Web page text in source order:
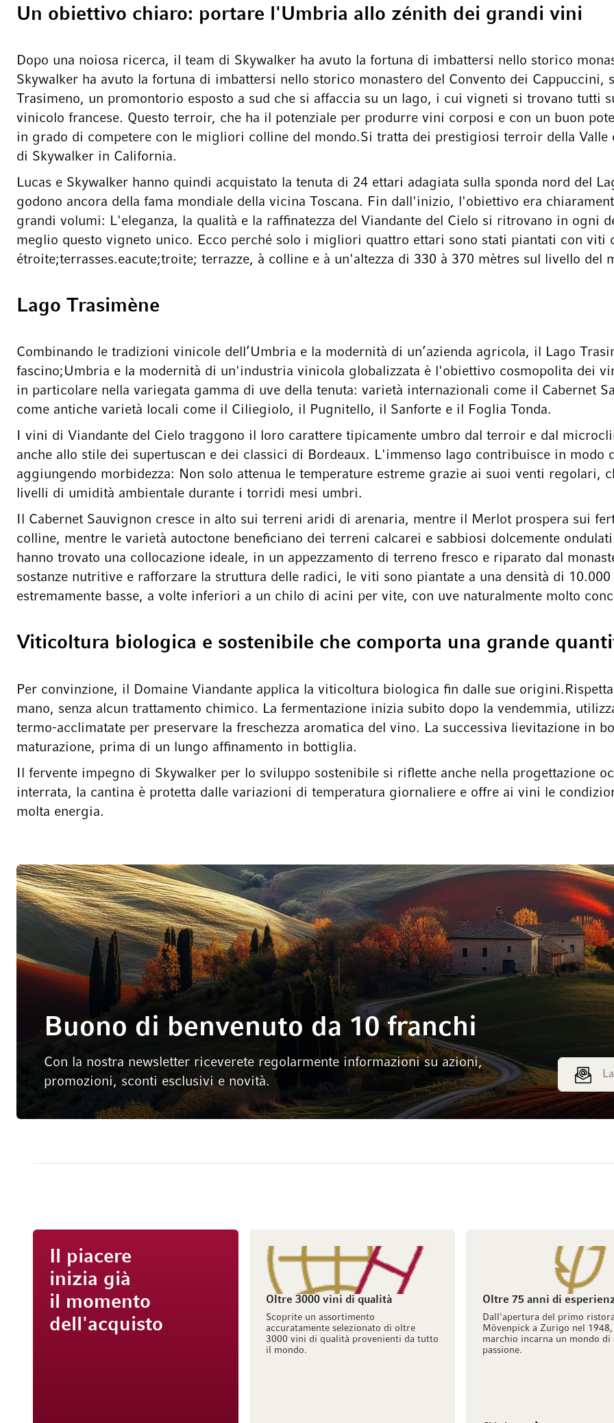
Un obiettivo chiaro: portare l'Umbria allo zénith dei grandi vini
Dopo una noiosa ricerca, il team di Skywalker ha avuto la fortuna di imbattersi nello storico
Skywalker ha avuto la fortuna di imbattersi nello storico monastero del Convento dei Cappuccini,
Trasimeno, un promontorio esposto a sud che si affaccia su un lago, i cui vigneti si trovano tutti
vinicolo francese. Questo terroir, che ha il potenziale per produrre vini corposi e con un buon
in grado di competere con le migliori colline del mondo.Si tratta dei prestigiosi terroir della
di Skywalker in California.
Lucas e Skywalker hanno quindi acquistato la tenuta di 24 ettari adagiata sulla sponda nord del
godono ancora della fama mondiale della vicina Toscana. Fin dall'inizio, l'obiettivo era
grandi volumi: L'eleganza, la qualità e la raffinatezza del Viandante del Cielo si ritrovano in ogni
meglio questo vigneto unico. Ecco perché solo i migliori quattro ettari sono stati piantati con viti
étroite;terrasses.eacute;troite; terrazze, à colline e à un'altezza di 330 à 370 mètres sul livello del
Lago Trasimène
Combinando le tradizioni vinicole dell’Umbria e la modernità di un’azienda agricola, il Lago
fascino;Umbria e la modernità di un'industria vinicola globalizzata è l'obiettivo cosmopolita dei
in particolare nella variegata gamma di uve della tenuta: varietà internazionali come il Cabernet
come antiche varietà locali come il Ciliegiolo, il Pugnitello, il Sanforte e il Foglia Tonda.
I vini di Viandante del Cielo traggono il loro carattere tipicamente umbro dal terroir e dal
anche allo stile dei supertuscan e dei classici di Bordeaux. L'immenso lago contribuisce in
aggiungendo morbidezza: Non solo attenua le temperature estreme grazie ai suoi venti regolari,
livelli di umidità ambientale durante i torridi mesi umbri.
Il Cabernet Sauvignon cresce in alto sui terreni aridi di arenaria, mentre il Merlot prospera sui
colline, mentre le varietà autoctone beneficiano dei terreni calcarei e sabbiosi dolcemente
hanno trovato una collocazione ideale, in un appezzamento di terreno fresco e riparato dal
sostanze nutritive e rafforzare la struttura delle radici, le viti sono piantate a una densità di
estremamente basse, a volte inferiori a un chilo di acini per vite, con uve naturalmente molto
Viticoltura biologica e sostenibile che comporta una grande
Per convinzione, il Domaine Viandante applica la viticoltura biologica fin dalle sue
mano, senza alcun trattamento chimico. La fermentazione inizia subito dopo la vendemmia,
termo-acclimatate per preservare la freschezza aromatica del vino. La successiva lievitazione in
maturazione, prima di un lungo affinamento in bottiglia.
Il fervente impegno di Skywalker per lo sviluppo sostenibile si riflette anche nella progettazione
interrata, la cantina è protetta dalle variazioni di temperatura giornaliere e offre ai vini le
molta energia.
Buono di benvenuto da 10 franchi
Con la nostra newsletter riceverete regolarmente informazioni su azioni,
promozioni, sconti esclusivi e novità.
Indirizzo
Il piacere
inizia già
il momento
dell'acquisto
Oltre 3000 vini di qualità
Scoprite un assortimento
accuratamente selezionato di oltre
3000 vini di qualità provenienti da tutto
il mondo.
Oltre 75 anni di
Dall'apertura del primo
Mövenpick a Zurigo nel 1948,
marchio incarna un mondo di
passione.